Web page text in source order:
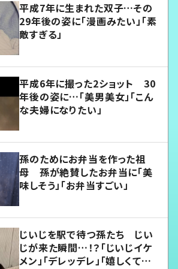
平成7年に生まれた双子…その
29年後の姿に「漫画みたい」「素
敵すぎる」
平成6年に撮った2ショット 30
年後の姿に…「美男美女」「こん
な夫婦になりたい」
孫のためにお弁当を作った祖
母 孫が絶賛したお弁当に「美
味しそう」「お弁当すごい」
じいじを駅で待つ孫たち じい
じが来た瞬間…！？「じいじイケ
メン」「デレッデレ」「嬉しくて可